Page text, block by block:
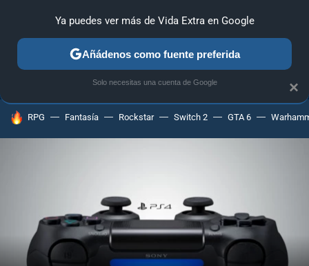
ANÁLISIS GUÍAS Y TRUCOS PC SONY NINTENDO
HOY SE HABLA DE
RPG Fantasía Rockstar Switch 2 GTA 6
×
Ya puedes ver más de Vida Extra en Google
Añádenos como fuente preferida
Solo necesitas una cuenta de Google